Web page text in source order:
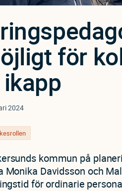
för
2024
kommun på
Monika Davidsson och
för ordinarie